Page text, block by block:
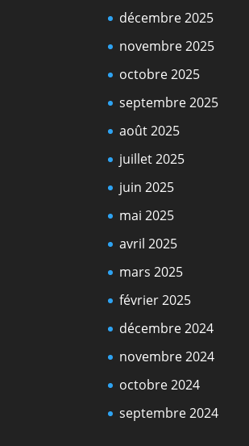
décembre 2025
novembre 2025
octobre 2025
septembre 2025
août 2025
juillet 2025
juin 2025
mai 2025
avril 2025
mars 2025
février 2025
décembre 2024
novembre 2024
octobre 2024
septembre 2024